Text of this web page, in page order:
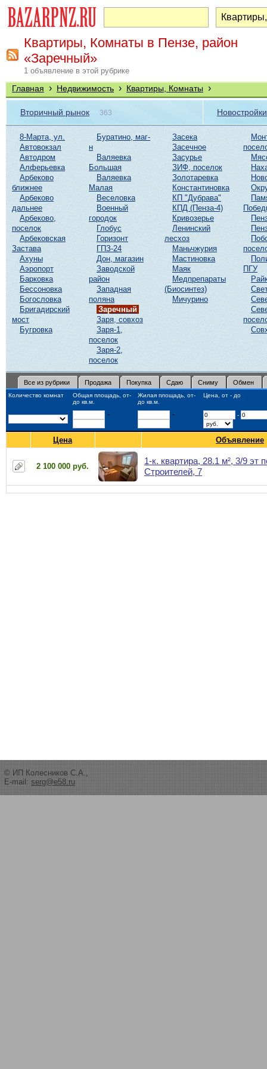
Квартиры, Комнаты в Пензе, район
«Заречный»
1 объявление в этой рубрике
Главная › Недвижимость › Квартиры, Комнаты ›
Вторичный рынок 363 Новостройки
8-Марта, ул.
Автовокзал
Автодром
Алферьевка
Арбеково
ближнее
Арбеково
дальнее
Арбеково,
поселок
Арбековская
Застава
Ахуны
Аэропорт
Барковка
Бессоновка
Богословка
Бригадирский
мост
Бугровка
Буратино, маг-
н
Валяевка
Большая
Валяевка
Малая
Веселовка
Военный
городок
Глобус
Горизонт
ГПЗ-24
Дон, магазин
Заводской
район
Западная
поляна
Заречный
Заря, совхоз
Заря-1,
поселок
Заря-2,
поселок
Засека
Засечное
Засурье
ЗИФ, поселок
Золотаревка
Константиновка
КП "Дубрава"
КПД (Пенза-4)
Кривозерье
Ленинский
лесхоз
Маньчжурия
Мастиновка
Маяк
Медпрепараты
(Биосинтез)
Мичурино
ПГУ
Все из рубрики Продажа Покупка Сдаю Сниму Обмен
Количество комнат
Общая площадь, от-
до кв.м.
Жилая площадь, от-
до кв.м.
Цена, от - до
- - -
Цена Объявление
2 100 000 руб.
1-к. квартира, 28.1 м², 3/9 эт
Строителей, 7
© ИП Колесников С.А.,
E-mail: serg@e58.ru